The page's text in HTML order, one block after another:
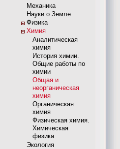
Механика
Науки о Земле
Физика
Химия
Аналитическая
химия
История химии.
Общие работы по
химии
Общая и
неорганическая
химия
Органическая
химия
Физическая химия.
Химическая
физика
Экология